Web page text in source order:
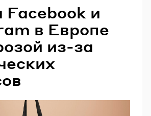
Facebook и
в Европе
из-за